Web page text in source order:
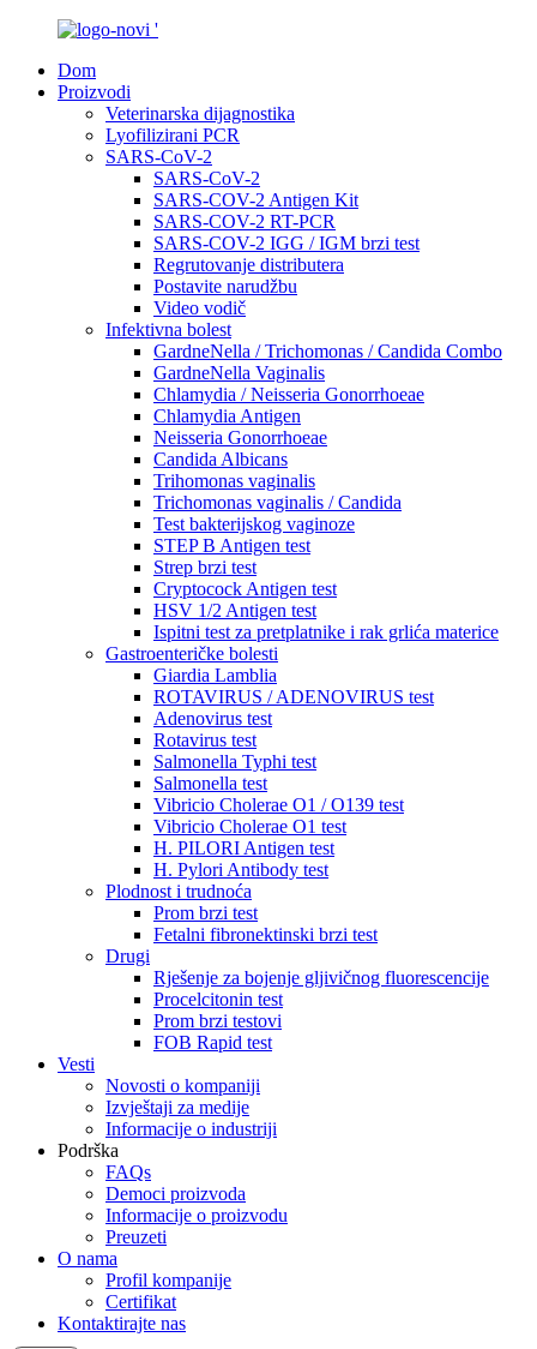
Dom
Proizvodi
Veterinarska dijagnostika
Lyofilizirani PCR
SARS-CoV-2
SARS-CoV-2
SARS-COV-2 Antigen Kit
SARS-COV-2 RT-PCR
SARS-COV-2 IGG / IGM brzi test
Regrutovanje distributera
Postavite narudžbu
Video vodič
Infektivna bolest
GardneNella / Trichomonas / Candida Combo
GardneNella Vaginalis
Chlamydia / Neisseria Gonorrhoeae
Chlamydia Antigen
Neisseria Gonorrhoeae
Candida Albicans
Trihomonas vaginalis
Trichomonas vaginalis / Candida
Test bakterijskog vaginoze
STEP B Antigen test
Strep brzi test
Cryptocock Antigen test
HSV 1/2 Antigen test
Ispitni test za pretplatnike i rak grlića materice
Gastroenteričke bolesti
Giardia Lamblia
ROTAVIRUS / ADENOVIRUS test
Adenovirus test
Rotavirus test
Salmonella Typhi test
Salmonella test
Vibricio Cholerae O1 / O139 test
Vibricio Cholerae O1 test
H. PILORI Antigen test
H. Pylori Antibody test
Plodnost i trudnoća
Prom brzi test
Fetalni fibronektinski brzi test
Drugi
Rješenje za bojenje gljivičnog fluorescencije
Procelcitonin test
Prom brzi testovi
FOB Rapid test
Vesti
Novosti o kompaniji
Izvještaji za medije
Informacije o industriji
Podrška
FAQs
Democi proizvoda
Informacije o proizvodu
Preuzeti
O nama
Profil kompanije
Certifikat
Kontaktirajte nas